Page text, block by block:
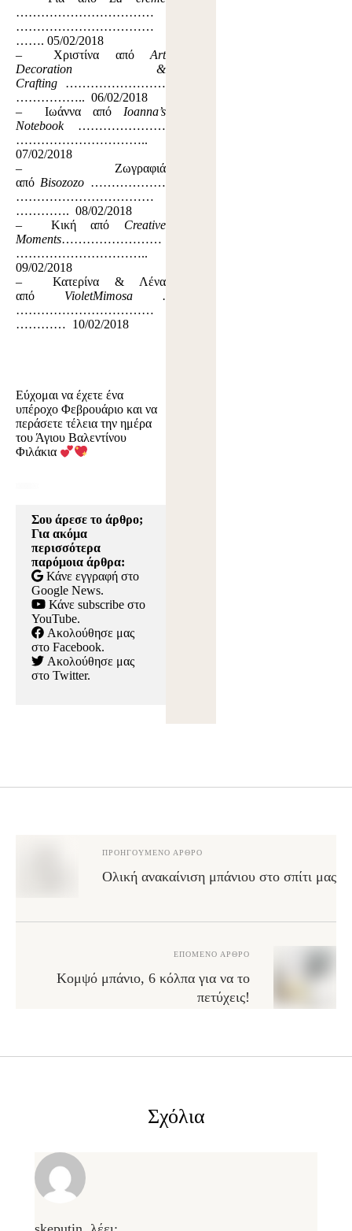
……………………………
……………………………
……. 05/02/2018
– Χριστίνα από Art
Decoration &
Crafting ……………………
…………….. 06/02/2018
– Ιωάννα από Ioanna’s
Notebook…………………
…………………………..
07/02/2018
– Ζωγραφιά
από Bisozozo ………………
……………………………
…………. 08/02/2018
– Κική από Creative
Moments……………………
…………………………..
09/02/2018
– Κατερίνα & Λένα
από VioletMimosa .
……………………………
………… 10/02/2018
Εύχομαι να έχετε ένα
υπέροχο Φεβρουάριο και να
περάσετε τέλεια την ημέρα
του Άγιου Βαλεντίνου
Φιλάκια
Σου άρεσε το άρθρο;
Για ακόμα
περισσότερα
παρόμοια άρθρα:
Κάνε εγγραφή στο
Google News.
Κάνε subscribe στο
YouTube.
Ακολούθησε μας
στο Facebook.
Ακολούθησε μας
στο Twitter.
ΠΡΟΗΓΟΎΜΕΝΟ ΆΡΘΡΟ
Ολική ανακαίνιση μπάνιου στο σπίτι μας
ΕΠΌΜΕΝΟ ΆΡΘΡΟ
Κομψό μπάνιο, 6 κόλπα για να το
πετύχεις!
Σχόλια